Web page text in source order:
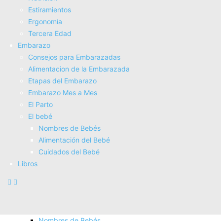
Estiramientos
Ergonomí­a
Tercera Edad
Embarazo
Consejos para Embarazadas
Alimentacion de la Embarazada
Etapas del Embarazo
Embarazo Mes a Mes
El Parto
El bebé
Nombres de Bebés
Alimentación del Bebé
Cuidados del Bebé
Libros
Electroterapia
Tratamientos
Masajes
SUPERALIMENTOS
Salud
Consejos sobre salud
Actividad Fí­sica
Nutrición
Estiramientos
Ergonomí­a
Tercera Edad
Embarazo
Consejos para Embarazadas
Alimentacion de la Embarazada